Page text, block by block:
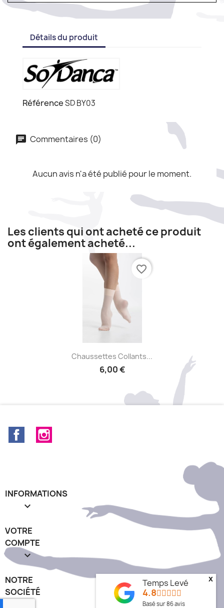
Détails du produit
RéférenceSD BY03
Commentaires (0)
Aucun avis n'a été publié pour le moment.
Les clients qui ont acheté ce produit
ont également acheté...
Aperçu rapide
Chaussettes Collants...
6,00 €
favorite_border
Facebook
INFORMATIONS

VOTRE
COMPTE

NOTRE
SOCIÉTÉ
Temps Levé
4.8
Basé sur86avis
x